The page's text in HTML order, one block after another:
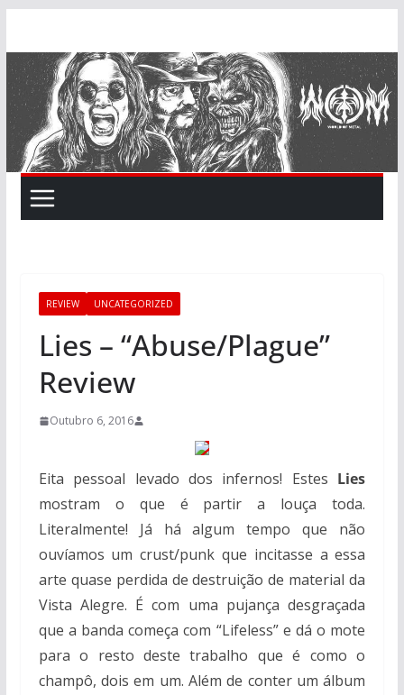
content
REVIEW UNCATEGORIZED
Lies – “Abuse/Plague”
Review
Outubro 6, 2016
Eita pessoal levado dos infernos! Estes Lies
mostram o que é partir a louça toda.
Literalmente! Já há algum tempo que não
ouvíamos um crust/punk que incitasse a essa
arte quase perdida de destruição de material da
Vista Alegre. É com uma pujança desgraçada
que a banda começa com “Lifeless” e dá o mote
para o resto deste trabalho que é como o
champô, dois em um. Além de conter um álbum